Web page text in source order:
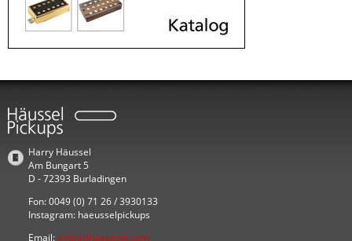
Harry Häussel
Am Bungart 5
D - 72393 Burladingen
Fon: 0049 (0) 71 26 / 3930133
Instagram: haeusselpickups
Email: info(at)haeussel.com